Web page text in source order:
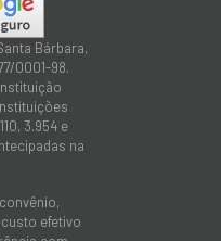
Bárbara,
0001-98.
3.954 e
na
efetivo